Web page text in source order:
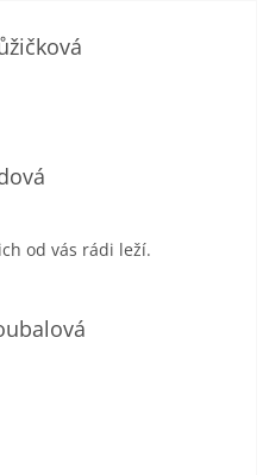
je 5 z 5 hvězdiček.
je 5 z 5 hvězdiček.
od vás rádi leží.
je 5 z 5 hvězdiček.
je 5 z 5 hvězdiček.